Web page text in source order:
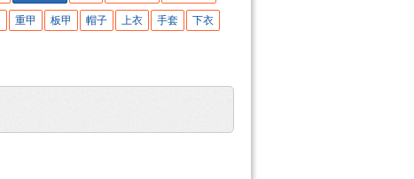
重甲 板甲 帽子 上衣 手套
下衣